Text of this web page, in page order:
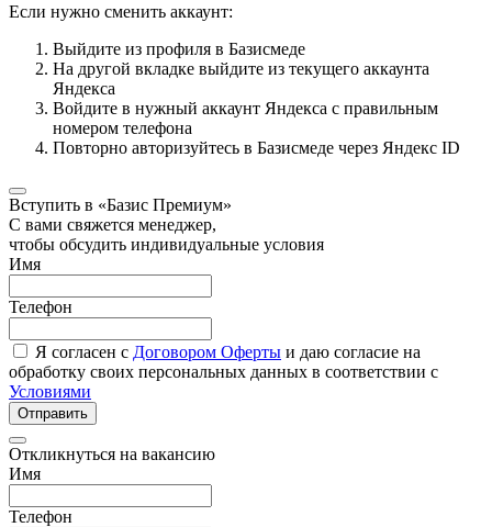
Если нужно сменить аккаунт:
Выйдите из профиля в Базисмеде
На другой вкладке выйдите из текущего аккаунта
Яндекса
Войдите в нужный аккаунт Яндекса с правильным
номером телефона
Повторно авторизуйтесь в Базисмеде через Яндекс ID
Вступить в «Базис Премиум»
С вами свяжется менеджер,
чтобы обсудить индивидуальные условия
Имя
Телефон
Я согласен с Договором Оферты и даю согласие на
обработку своих персональных данных в соответствии с
Условиями
Отправить
Откликнуться на вакансию
Имя
Телефон